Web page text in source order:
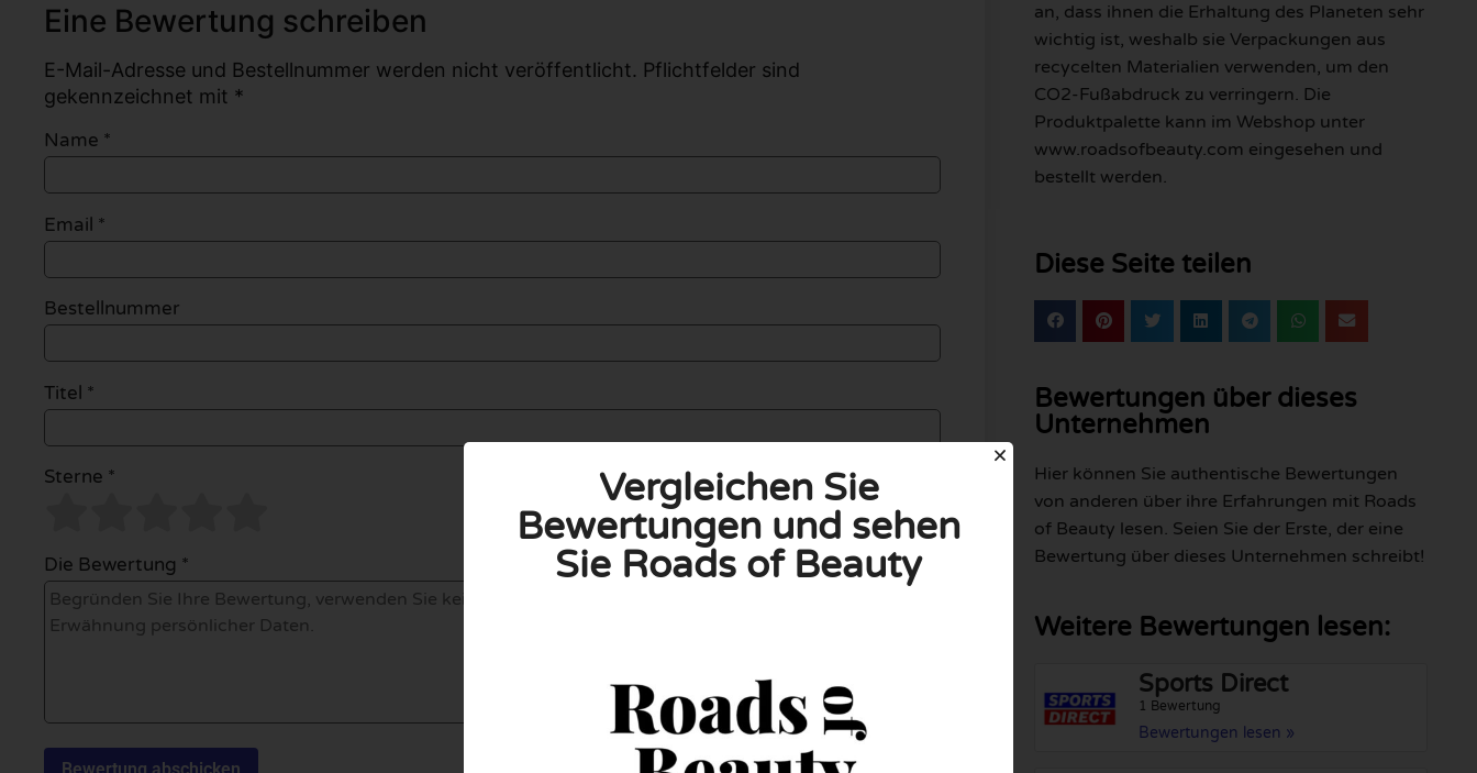
Eine Bewertung schreiben
E-Mail-Adresse und Bestellnummer werden nicht veröffentlicht. Pflichtfelder sind
gekennzeichnet mit *
Name *
Email *
Bestellnummer
Titel *
Sterne *
Die Bewertung *
an, dass ihnen die Erhaltung des Planeten sehr
wichtig ist, weshalb sie Verpackungen aus
recycelten Materialien verwenden, um den
CO2-Fußabdruck zu verringern. Die
Produktpalette kann im Webshop unter
www.roadsofbeauty.com eingesehen und
bestellt werden.
Diese Seite teilen
Bewertungen über dieses
Unternehmen
Hier können Sie authentische Bewertungen
von anderen über ihre Erfahrungen mit Roads
of Beauty lesen. Seien Sie der Erste, der eine
Bewertung über dieses Unternehmen schreibt!
Weitere Bewertungen lesen:
Sports Direct
1 Bewertung
Bewertungen lesen »
Vergleichen Sie
Bewertungen und sehen
Sie Roads of Beauty